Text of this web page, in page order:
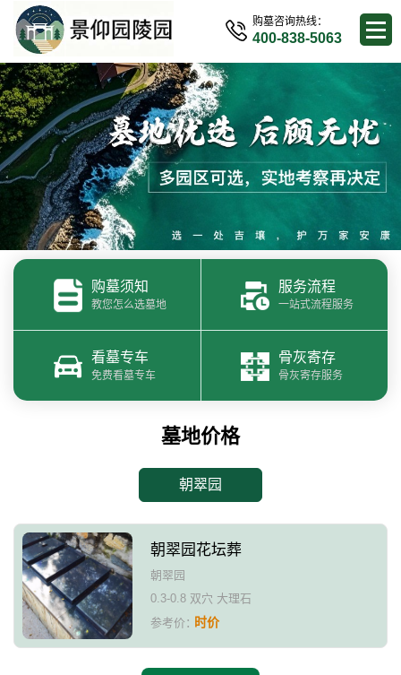
购墓咨询热线：
400-838-5063
购墓须知
教您怎么选墓地
服务流程
一站式流程服务
看墓专车
免费看墓专车
骨灰寄存
骨灰寄存服务
墓地价格
朝翠园
朝翠园花坛葬
朝翠园
0.3-0.8 双穴 大理石
参考价：时价